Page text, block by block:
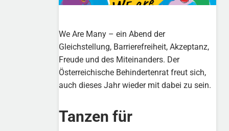
We Are Many – ein Abend der
Gleichstellung, Barrierefreiheit, Akzeptanz,
Freude und des Miteinanders. Der
Österreichische Behindertenrat freut sich,
auch dieses Jahr wieder mit dabei zu sein.
Tanzen für